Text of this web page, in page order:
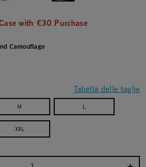
with €30 Purchase
Camouflage
Tabella delle taglie
M L
XXL